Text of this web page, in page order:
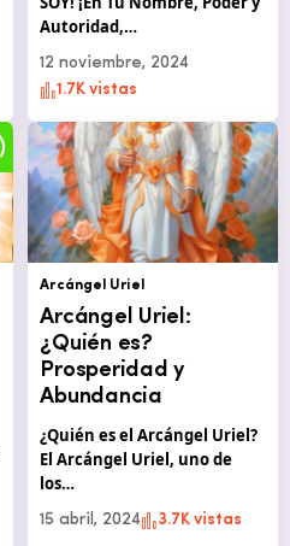
Autoridad,…
12 noviembre, 2024
1.7K vistas
Arcángel Uriel
Arcángel Uriel:
¿Quién es?
Prosperidad y
Abundancia
¿Quién es el Arcángel Uriel?
El Arcángel Uriel, uno de
los…
15 abril, 2024 3.7K vistas